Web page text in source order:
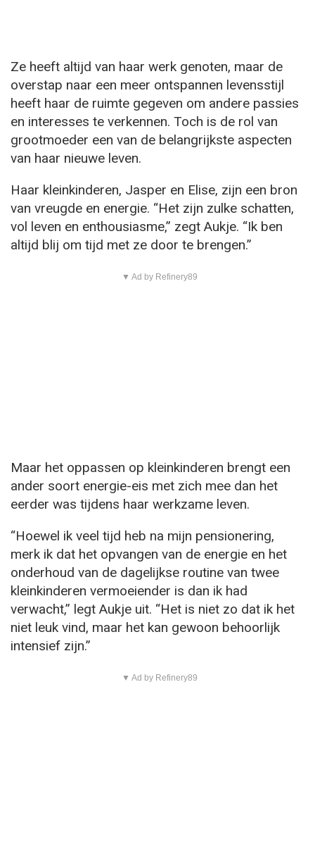
Ze heeft altijd van haar werk genoten, maar de
overstap naar een meer ontspannen levensstijl
heeft haar de ruimte gegeven om andere passies
en interesses te verkennen. Toch is de rol van
grootmoeder een van de belangrijkste aspecten
van haar nieuwe leven.
Haar kleinkinderen, Jasper en Elise, zijn een bron
van vreugde en energie. “Het zijn zulke schatten,
vol leven en enthousiasme,” zegt Aukje. “Ik ben
altijd blij om tijd met ze door te brengen.”
▼ Ad by Refinery89
Maar het oppassen op kleinkinderen brengt een
ander soort energie-eis met zich mee dan het
eerder was tijdens haar werkzame leven.
“Hoewel ik veel tijd heb na mijn pensionering,
merk ik dat het opvangen van de energie en het
onderhoud van de dagelijkse routine van twee
kleinkinderen vermoeiender is dan ik had
verwacht,” legt Aukje uit. “Het is niet zo dat ik het
niet leuk vind, maar het kan gewoon behoorlijk
intensief zijn.”
▼ Ad by Refinery89